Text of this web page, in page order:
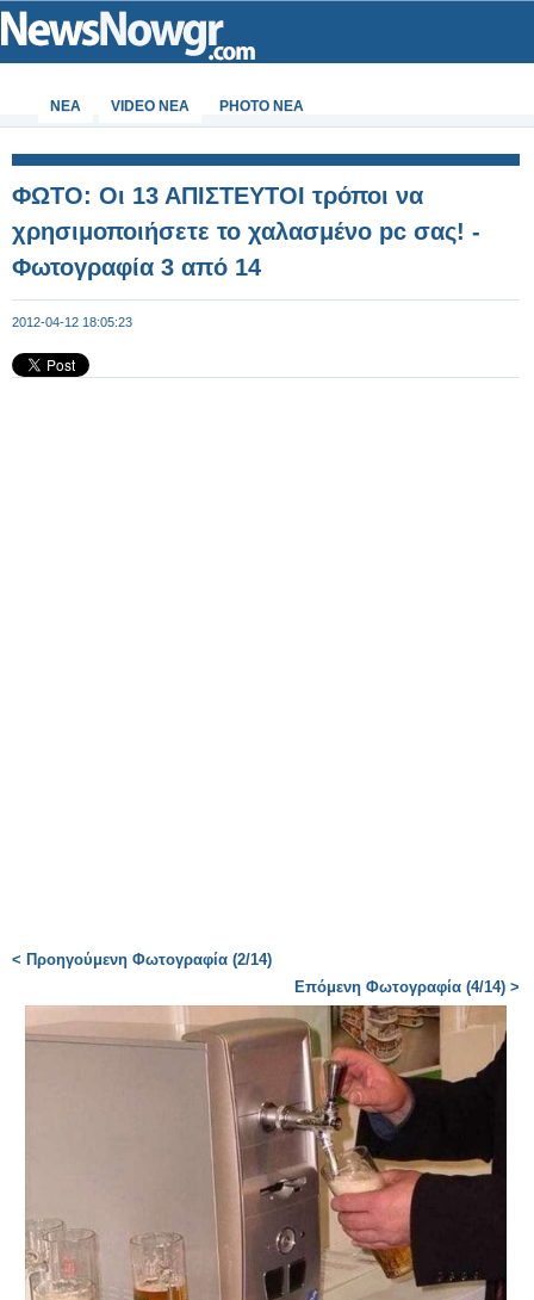
ΝΕΑ VIDEO NEA PHOTO NEA
ΦΩΤΟ: Οι 13 ΑΠΙΣΤΕΥΤΟΙ τρόποι να
χρησιμοποιήσετε το χαλασμένο pc σας! -
Φωτογραφία 3 από 14
2012-04-12 18:05:23
< Προηγούμενη Φωτογραφία (2/14)
Επόμενη Φωτογραφία (4/14) >